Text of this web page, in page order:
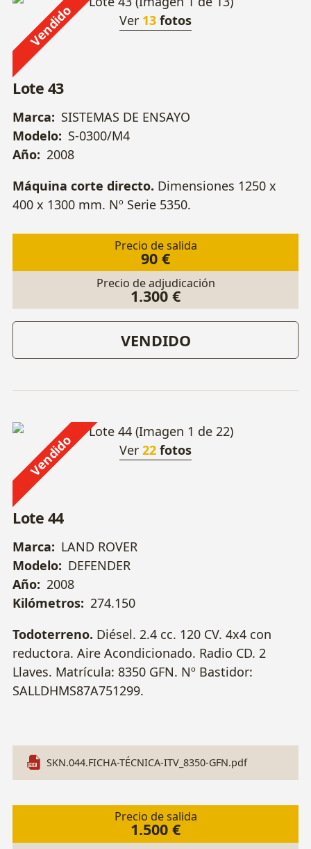
Vendido Ver 13 fotos
Lote 43
Marca: SISTEMAS DE ENSAYO
Modelo: S-0300/M4
Año: 2008
Máquina corte directo. Dimensiones 1250 x
400 x 1300 mm. Nº Serie 5350.
Precio de salida
90 €
Precio de adjudicación
1.300 €
VENDIDO
Vendido Ver 22 fotos
Lote 44
Marca: LAND ROVER
Modelo: DEFENDER
Año: 2008
Kilómetros: 274.150
Todoterreno. Diésel. 2.4 cc. 120 CV. 4x4 con
reductora. Aire Acondicionado. Radio CD. 2
Llaves. Matrícula: 8350 GFN. Nº Bastidor:
SALLDHMS87A751299.
SKN.044.FICHA-TÉCNICA-ITV_8350-GFN.pdf
Precio de salida
1.500 €